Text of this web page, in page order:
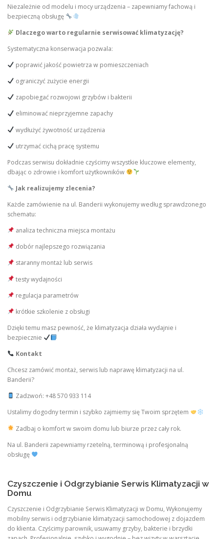
Niezależnie od modelu i mocy urządzenia – zapewniamy fachową i
bezpieczną obsługę
Dlaczego warto regularnie serwisować klimatyzację?
Systematyczna konserwacja pozwala:
poprawić jakość powietrza w pomieszczeniach
ograniczyć zużycie energii
zapobiegać rozwojowi grzybów i bakterii
eliminować nieprzyjemne zapachy
wydłużyć żywotność urządzenia
utrzymać cichą pracę systemu
Podczas serwisu dokładnie czyścimy wszystkie kluczowe elementy,
dbając o zdrowie i komfort użytkowników
Jak realizujemy zlecenia?
Każde zamówienie na ul. Banderii wykonujemy według sprawdzonego
schematu:
analiza techniczna miejsca montażu
dobór najlepszego rozwiązania
staranny montaż lub serwis
testy wydajności
regulacja parametrów
krótkie szkolenie z obsługi
Dzięki temu masz pewność, że klimatyzacja działa wydajnie i
bezpiecznie
Kontakt
Chcesz zamówić montaż, serwis lub naprawę klimatyzacji na ul.
Banderii?
Zadzwoń: +48 570 933 114
Ustalimy dogodny termin i szybko zajmiemy się Twoim sprzętem
Zadbaj o komfort w swoim domu lub biurze przez cały rok.
Na ul. Banderii zapewniamy rzetelną, terminową i profesjonalną
obsługę
Czyszczenie i Odgrzybianie Serwis Klimatyzacji w
Domu
Czyszczenie i Odgrzybianie Serwis Klimatyzacji w Domu, Wykonujemy
mobilny serwis i odgrzybianie klimatyzacji samochodowej z dojazdem
do klienta. Czyścimy parownik, usuwamy grzyby, bakterie i brzydki